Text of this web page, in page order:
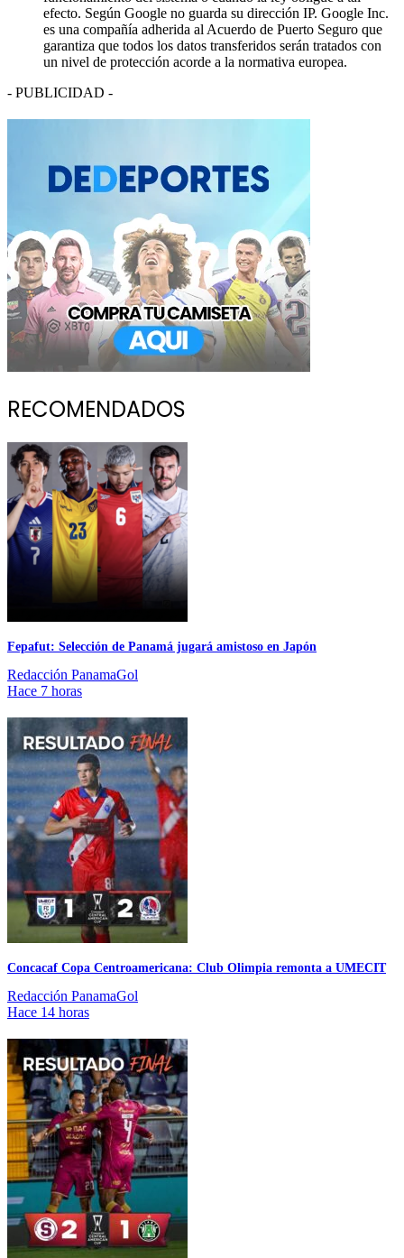
efecto. Según Google no guarda su dirección IP. Google Inc.
es una compañía adherida al Acuerdo de Puerto Seguro que
garantiza que todos los datos transferidos serán tratados con
un nivel de protección acorde a la normativa europea.
- PUBLICIDAD -
RECOMENDADOS
Fepafut: Selección de Panamá jugará amistoso en Japón
Redacción PanamaGol
Hace 7 horas
Concacaf Copa Centroamericana: Club Olimpia remonta a UMECIT
Redacción PanamaGol
Hace 14 horas